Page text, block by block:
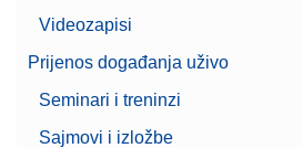
Videozapisi
Prijenos događanja uživo
Seminari i treninzi
Sajmovi i izložbe